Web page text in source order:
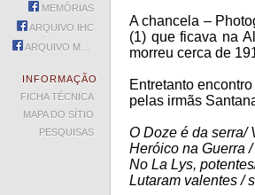
A chancela –
(1) que ficava na
morreu cerca de
Entretanto
pelas irmãs
O Doze é da serra/
Heróico na Guerra
No La Lys,
Lutaram valentes /
MEMÓRIAS
ARQUIVO IHC
ARQUIVO MEMÓRIAS
INFORMAÇÃO
FICHA TÉCNICA
MAPA DO SÍTIO
PESQUISAS